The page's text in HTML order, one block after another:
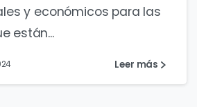
y económicos para las
están...
Leer más